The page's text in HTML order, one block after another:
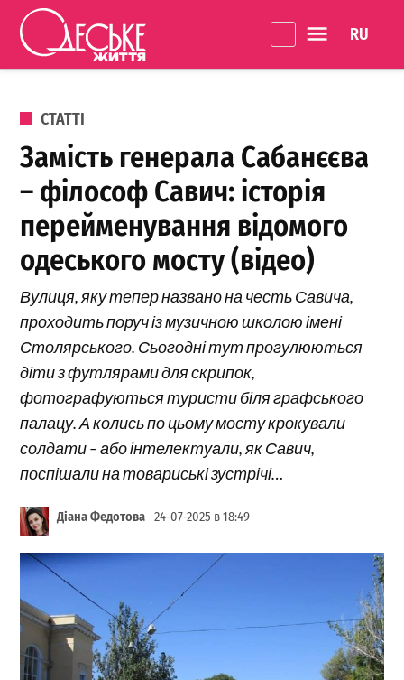
Перейти до вмісту
Життя
ОПУБЛІКОВАНО В
СТАТТІ
Замість генерала Сабанєєва
– філософ Савич: історія
перейменування відомого
одеського мосту (відео)
Вулиця, яку тепер названо на честь Савича,
проходить поруч із музичною школою імені
Столярського. Сьогодні тут прогулюються
діти з футлярами для скрипок,
фотографуються туристи біля графського
палацу. А колись по цьому мосту крокували
солдати – або інтелектуали, як Савич,
поспішали на товариські зустрічі…
Діана Федотова 24-07-2025 в 18:49